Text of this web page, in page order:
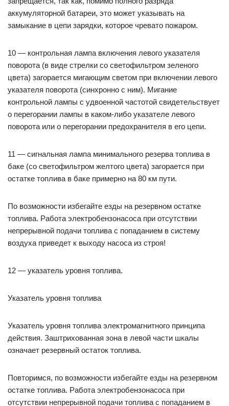
аккумуляторной батареи, это может указывать на
замыкание в цепи зарядки, которое чревато пожаром.
10 — контрольная лампа включения левого указателя
поворота (в виде стрелки со светофильтром зеленого
цвета) загорается мигающим светом при включении левого
указателя поворота (синхронно с ним). Мигание
контрольной лампы с удвоенной частотой свидетельствует
о перегорании лампы в каком-либо указателе левого
поворота или о перегорании предохранителя в его цепи.
11 — сигнальная лампа минимального резерва топлива в
баке (со светофильтром желтого цвета) загорается при
остатке топлива в баке примерно на 80 км пути.
По возможности избегайте езды на резервном остатке
топлива. Работа электробензонасоса при отсутствии
непрерывной подачи топлива с попаданием в систему
воздуха приведет к выходу насоса из строя!
12 — указатель уровня топлива.
Указатель уровня топлива
Указатель уровня топлива электромагнитного принципа
действия. Заштрихованная зона в левой части шкалы
означает резервный остаток топлива.
Повторимся, по возможности избегайте езды на резервном
остатке топлива. Работа электробензонасоса при
отсутствии непрерывной подачи топлива с попаданием в